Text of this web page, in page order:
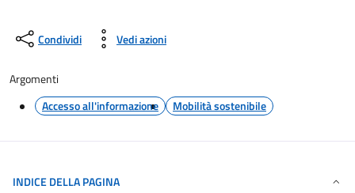
Condividi Vedi azioni
Argomenti
Accesso all'informazione
Mobilità sostenibile
INDICE DELLA PAGINA